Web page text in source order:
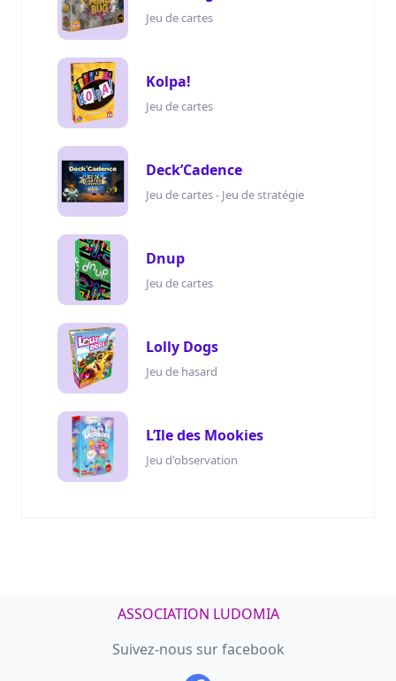
Jeu de cartes
Kolpa!
Jeu de cartes
Deck’Cadence
Jeu de cartes - Jeu de stratégie
Dnup
Jeu de cartes
Lolly Dogs
Jeu de hasard
L’Ile des Mookies
Jeu d'observation
ASSOCIATION LUDOMIA
Suivez-nous sur facebook